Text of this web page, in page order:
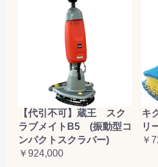
【代引不可】蔵王 スク
ラブメイトB5 (振動型コ
ンパクトスクラバー)
￥924,000
キ
リ
￥